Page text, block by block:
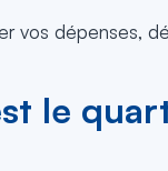
vos dépenses,
le